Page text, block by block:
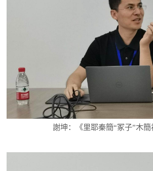
謝坤：《里耶秦簡“冢子”木簡